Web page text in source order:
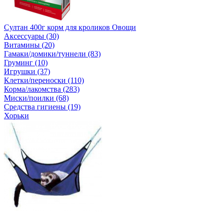
Султан 400г корм для кроликов Овощи
Аксессуары (30)
Витамины (20)
Гамаки/домики/туннели (83)
Груминг (10)
Игрушки (37)
Клетки/переноски (110)
Корма/лакомства (283)
Миски/поилки (68)
Средства гигиены (19)
Хорьки